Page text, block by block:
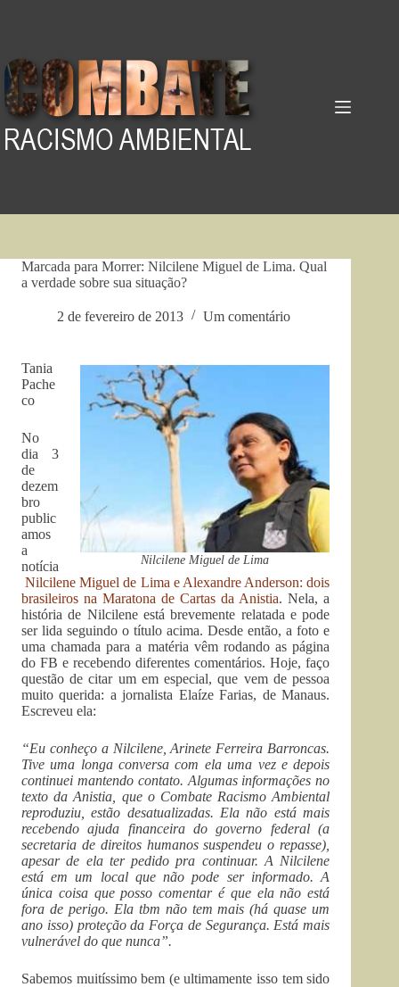
Marcada para Morrer: Nilcilene Miguel de Lima. Qual
a verdade sobre sua situação?
2 de fevereiro de 2013 Um comentário
Nilcilene Miguel de Lima
Tania
Pache
co
No
dia 3
de
dezem
bro
public
amos
a
notícia
Nilcilene Miguel de Lima e Alexandre Anderson: dois
brasileiros na Maratona de Cartas da Anistia. Nela, a
história de Nilcilene está brevemente relatada e pode
ser lida seguindo o título acima. Desde então, a foto e
uma chamada para a matéria vêm rodando as página
do FB e recebendo diferentes comentários. Hoje, faço
questão de citar um em especial, que vem de pessoa
muito querida: a jornalista Elaíze Farias, de Manaus.
Escreveu ela:
“Eu conheço a Nilcilene, Arinete Ferreira Barroncas.
Tive uma longa conversa com ela uma vez e depois
continuei mantendo contato. Algumas informações no
texto da Anistia, que o Combate Racismo Ambiental
reproduziu, estão desatualizadas. Ela não está mais
recebendo ajuda financeira do governo federal (a
secretaria de direitos humanos suspendeu o repasse),
apesar de ela ter pedido pra continuar. A Nilcilene
está em um local que não pode ser informado. A
única coisa que posso comentar é que ela não está
fora de perigo. Ela tbm não tem mais (há quase um
ano isso) proteção da Força de Segurança. Está mais
vulnerável do que nunca”.
Sabemos muitíssimo bem (e ultimamente isso tem sido